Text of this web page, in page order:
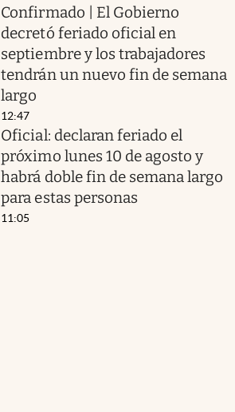
Confirmado | El Gobierno
decretó feriado oficial en
septiembre y los trabajadores
tendrán un nuevo fin de semana
largo
12:47
Oficial: declaran feriado el
próximo lunes 10 de agosto y
habrá doble fin de semana largo
para estas personas
11:05